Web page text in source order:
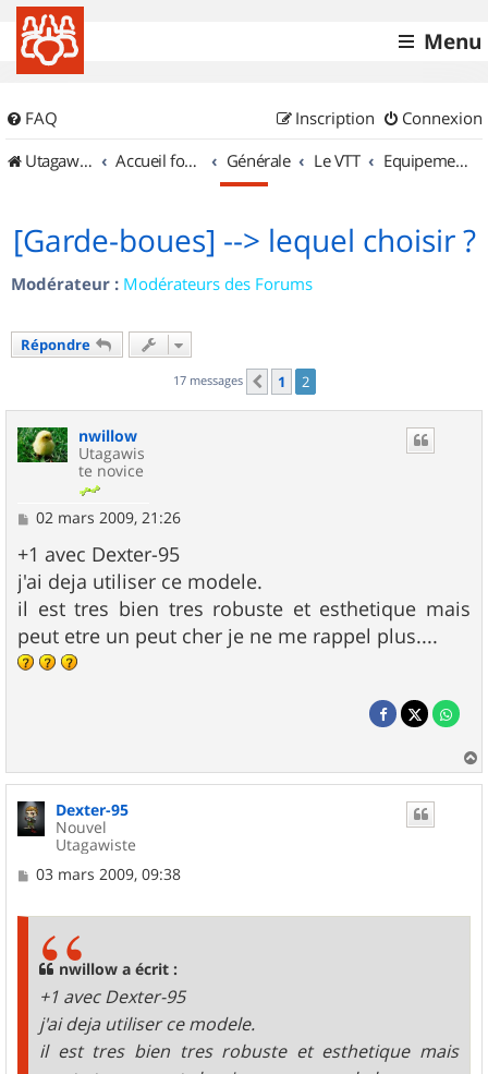
Menu
FAQ Connexion
Inscription
UtagawaVTT (Randos VTT et VTTAE avec traces GPS)
Accueil forum Générale Le VTT Equipements et Accessoires
[Garde-boues] --> lequel choisir ?
Modérateur : Modérateurs des Forums
Répondre
17 messages Précédent
1 2
nwillow
Utagawis
te novice
M
s
s
a
02 mars 2009, 21:26
+1 avec Dexter-95
j'ai deja utiliser ce modele.
il est tres bien tres robuste et esthetique mais
peut etre un peut cher je ne me rappel plus....
a
Dexter-95
Nouvel
Utagawiste
M
03 mars 2009, 09:38
nwillow a écrit :
+1 avec Dexter-95
j'ai deja utiliser ce modele.
il est tres bien tres robuste et esthetique mais